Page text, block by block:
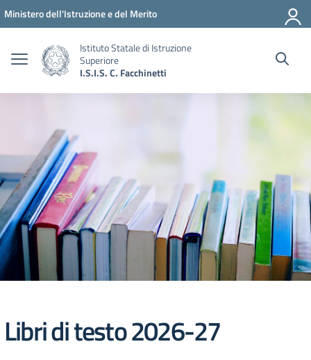
Vai ai contenuti
Vai al menu di navigazione
Vai al footer
Ministero dell'Istruzione e del Merito
Istituto Statale di Istruzione
Superiore
I.S.I.S. C. Facchinetti
Libri di testo 2026-27